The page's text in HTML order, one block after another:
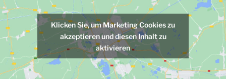
Klicken Sie, um Marketing Cookies zu
akzeptieren und diesen Inhalt zu
aktivieren